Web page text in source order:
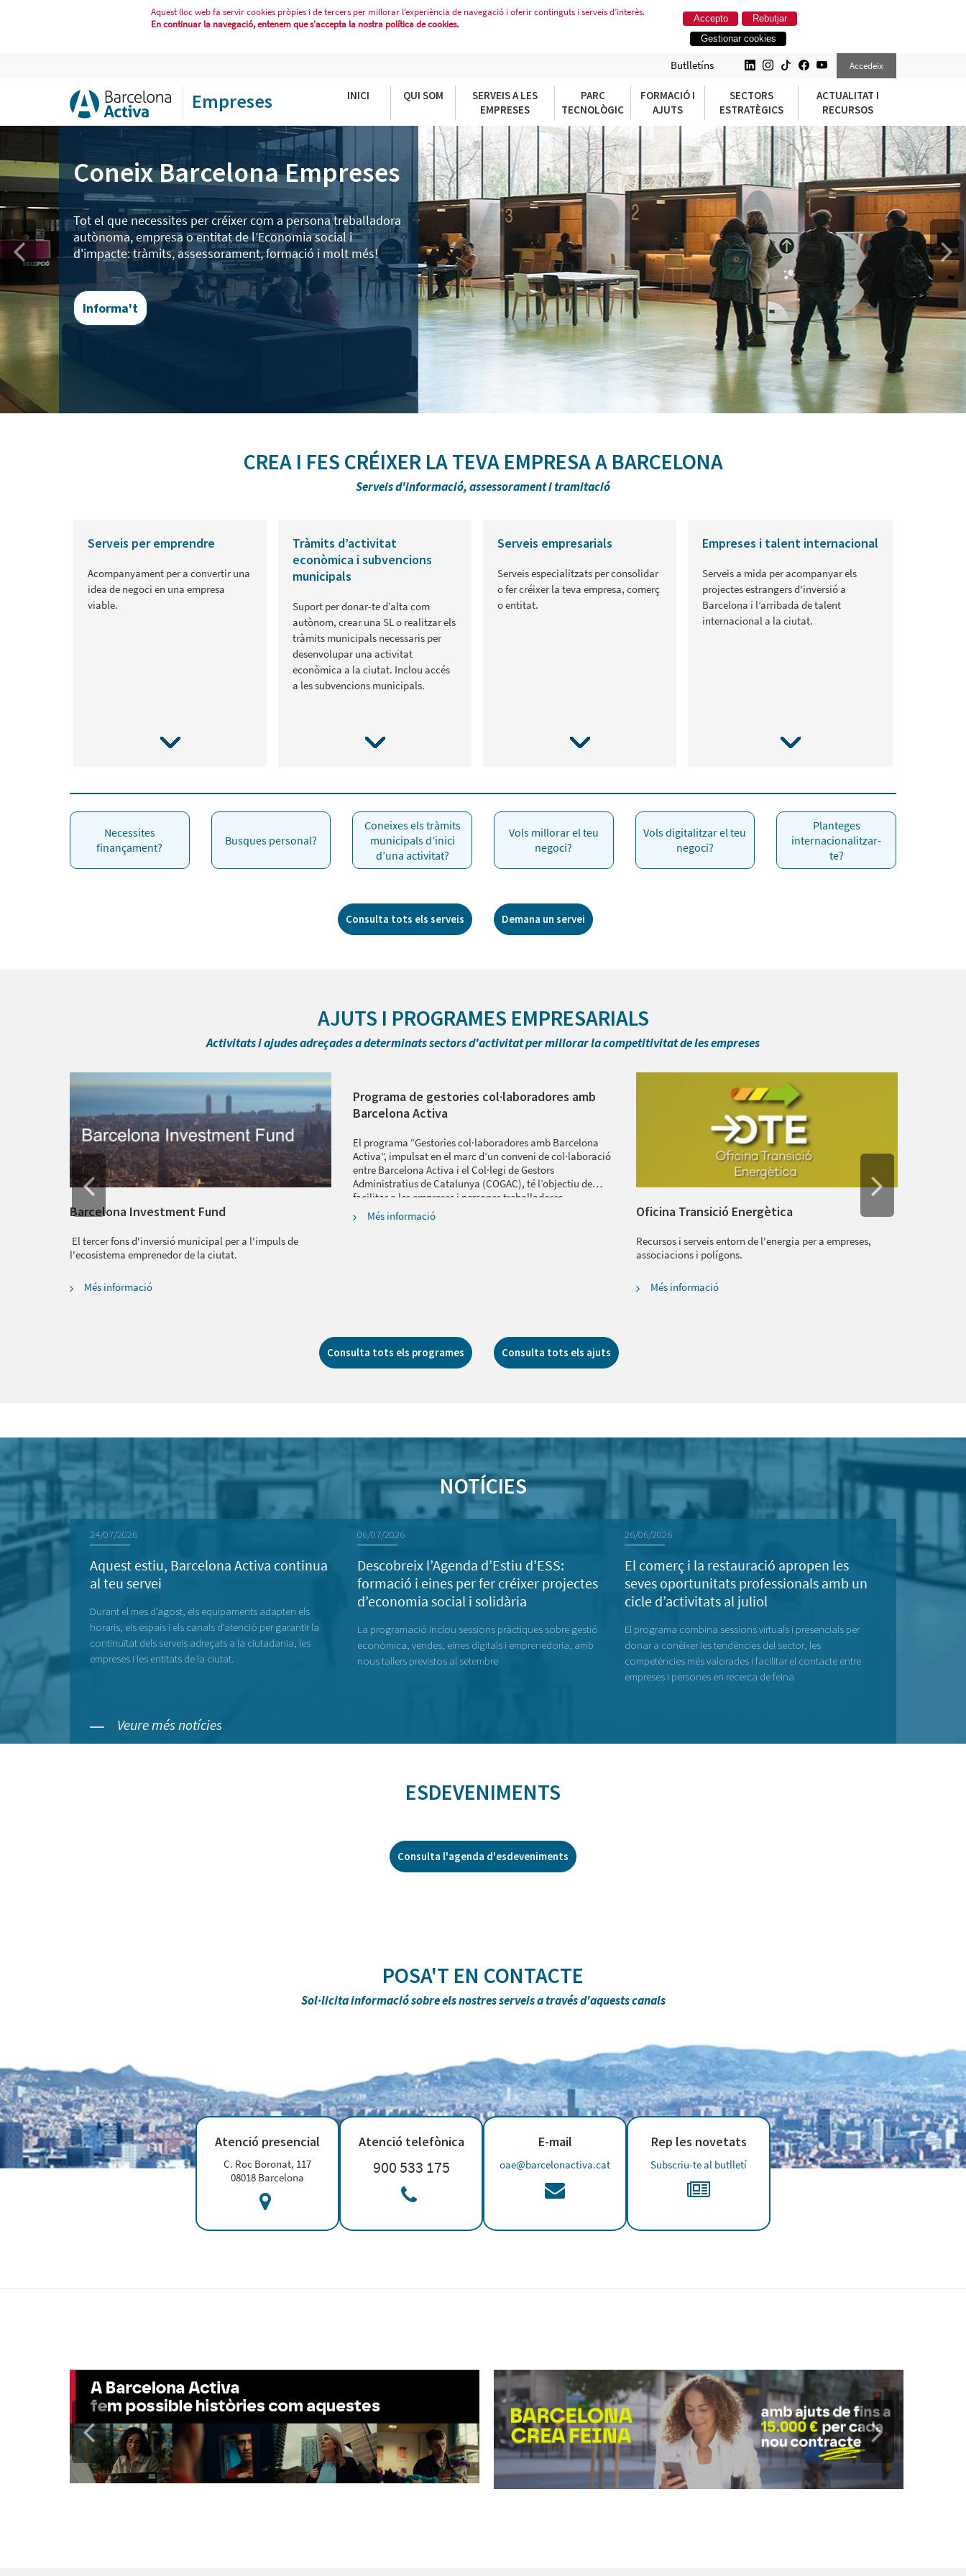
Aquest lloc web fa servir cookies pròpies i de tercers per millorar l’experiència de navegació i oferir continguts i serveis d’interès.
En continuar la navegació, entenem que s'accepta la nostra política de cookies.
Accepto
Rebutjar
Gestionar cookies
Butlletíns Accedeix
Empreses INICI QUI SOM
SERVEIS A LES
EMPRESES
PARC
TECNOLÒGIC
FORMACIÓ I
AJUTS
SECTORS
ESTRATÈGICS
ACTUALITAT I
RECURSOS
Coneix Barcelona Empreses
Tot el que necessites per créixer com a persona treballadora
autònoma, empresa o entitat de l’Economia social i
d'impacte: tràmits, assessorament, formació i molt més!
Informa't
CREA I FES CRÉIXER LA TEVA EMPRESA A BARCELONA
Serveis d'informació, assessorament i tramitació
Serveis per emprendre
Acompanyament per a convertir una
idea de negoci en una empresa
viable.
Tràmits d’activitat
econòmica i subvencions
municipals
Suport per donar-te d’alta com
autònom, crear una SL o realitzar els
tràmits municipals necessaris per
desenvolupar una activitat
econòmica a la ciutat. Inclou accés
a les subvencions municipals.
Serveis empresarials
Serveis especialitzats per consolidar
o fer créixer la teva empresa, comerç
o entitat.
Empreses i talent internacional
Serveis a mida per acompanyar els
projectes estrangers d'inversió a
Barcelona i l’arribada de talent
internacional a la ciutat.
Necessites
finançament?
Busques personal?
Coneixes els tràmits
municipals d’inici
d’una activitat?
Vols millorar el teu
negoci?
Vols digitalitzar el teu
negoci?
Planteges
internacionalitzar-
te?
Consulta tots els serveis Demana un servei
AJUTS I PROGRAMES EMPRESARIALS
Activitats i ajudes adreçades a determinats sectors d'activitat per millorar la competitivitat de les empreses
Barcelona Investment Fund
El tercer fons d'inversió municipal per a l'impuls de
l'ecosistema emprenedor de la ciutat.
Més informació
Programa de gestories col·laboradores amb
Barcelona Activa
El programa “Gestories col·laboradores amb Barcelona
Activa”, impulsat en el marc d’un conveni de col·laboració
entre Barcelona Activa i el Col·legi de Gestors
Administratius de Catalunya (COGAC), té l’objectiu de
facilitar a les empreses i persones treballadores
autònomes de Barcelona informació i recursos per accedir
a serveis de gestió administrativa i assessorament
Més informació Oficina Transició Energètica
Recursos i serveis entorn de l'energia per a empreses,
associacions i polígons.
Més informació
Consulta tots els programes Consulta tots els ajuts
NOTÍCIES
24/07/2026
Aquest estiu, Barcelona Activa continua
al teu servei
Durant el mes d’agost, els equipaments adapten els
horaris, els espais i els canals d’atenció per garantir la
continuïtat dels serveis adreçats a la ciutadania, les
empreses i les entitats de la ciutat.
06/07/2026
Descobreix l’Agenda d’Estiu d’ESS:
formació i eines per fer créixer projectes
d’economia social i solidària
La programació inclou sessions pràctiques sobre gestió
econòmica, vendes, eines digitals i emprenedoria, amb
nous tallers previstos al setembre
26/06/2026
El comerç i la restauració apropen les
seves oportunitats professionals amb un
cicle d’activitats al juliol
El programa combina sessions virtuals i presencials per
donar a conèixer les tendències del sector, les
competències més valorades i facilitar el contacte entre
empreses i persones en recerca de feina
Veure més notícies
ESDEVENIMENTS
Consulta l'agenda d'esdeveniments
POSA'T EN CONTACTE
Sol·licita informació sobre els nostres serveis a través d'aquests canals
Atenció presencial
C. Roc Boronat, 117
08018 Barcelona
Atenció telefònica
900 533 175
E-mail
oae@barcelonactiva.cat
Rep les novetats
Subscriu-te al butlletí